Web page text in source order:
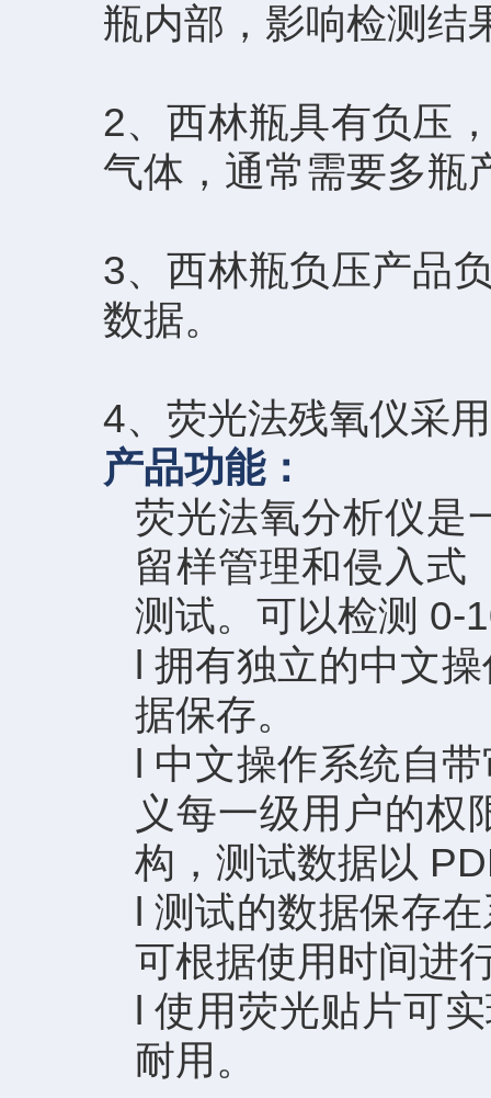
瓶内部，影响检测结
2、西林瓶具有负压
气体，通常需要多瓶
3、西林瓶负压产品
数据。
4、荧光法残氧仪采
产品功能：
荧光法氧分析仪是
留样管理和侵入式
测试。可以检测 0-
拥有独立的中文
据保存。
中文操作系统自
义每一级用户的权
构，测试数据以
测试的数据保存
可根据使用时间进
使用荧光贴片可
耐用。